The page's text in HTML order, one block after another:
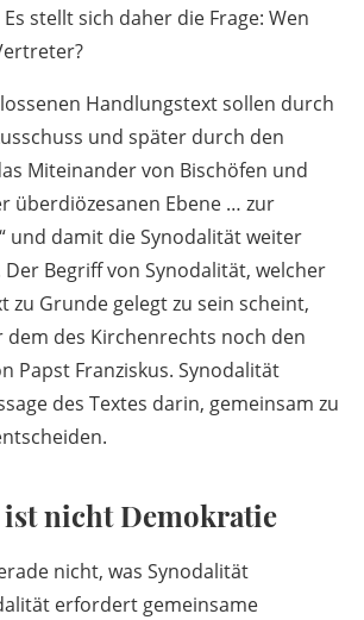
stellt sich daher die Frage: Wen
Handlungstext sollen durch
und später durch den
Miteinander von Bischöfen und
überdiözesanen Ebene … zur
und damit die Synodalität weiter
Begriff von Synodalität, welcher
zu Grunde gelegt zu sein scheint,
des Kirchenrechts noch den
Papst Franziskus. Synodalität
des Textes darin, gemeinsam zu
nicht Demokratie
nicht, was Synodalität
erfordert gemeinsame